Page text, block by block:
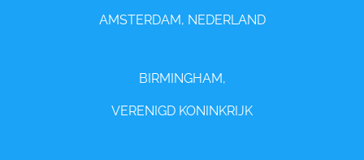
AMSTERDAM, NEDERLAND
BIRMINGHAM,
VERENIGD KONINKRIJK